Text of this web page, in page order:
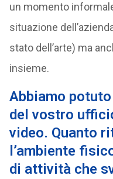
un momento
situazione
stato dell’arte) ma
insieme.
Abbiamo
del vostro
video. Quanto
l’ambiente
di attività che